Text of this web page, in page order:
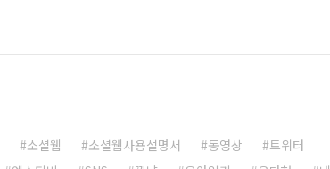
소셜웹 소셜웹사용설명서 동영상
트위터